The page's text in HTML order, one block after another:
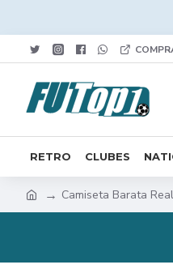
RETRO CLUBES
Camiseta Barata